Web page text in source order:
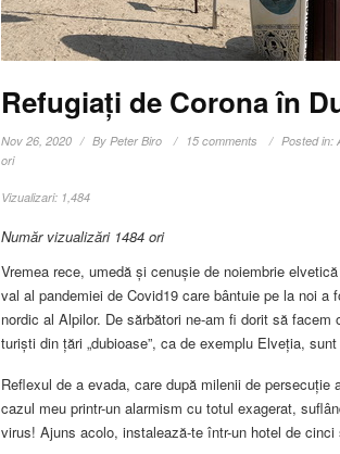
Refugiați de Corona în
Nov 26, 2020 ByPeter Biro 15 comments Posted in:
ori
Vizualizari: 1,484
Număr vizualizări 1484 ori
Vremea rece, umedă și cenușie de noiembrie
val al pandemiei de Covid19 care bântuie pe la noi
nordic al Alpilor. De sărbători ne-am fi dorit să
turiști din țări „dubioase”, ca de exemplu Elveția,
Reflexul de a evada, care după milenii de
cazul meu printr-un alarmism cu totul exagerat,
virus! Ajuns acolo, instalează-te într-un hotel de